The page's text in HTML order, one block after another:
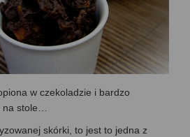
w czekoladzie i bardzo
na stole…
skórki, to jest to jedna z